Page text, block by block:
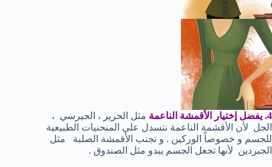
4. يفضل إختيار الأقمشة الناعمة
مثل الحرير ، الجيرسي ،
الجل لأن الأقشمة الناعمة نتسدل علي المنحنيات الطبيعية
للجسم و خصوصاً الوركين . و تجنب الأقمشة الصلبة مثل
الجبردين لأنها تجعل الجسم يبدو مثل الصندوق .